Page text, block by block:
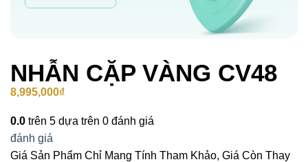
NHẪN CẶP VÀNG CV48
8,995,000₫
0.0 trên 5 dựa trên 0 đánh giá
đánh giá
Giá Sản Phẩm Chỉ Mang Tính Tham Khảo, Giá Còn Thay